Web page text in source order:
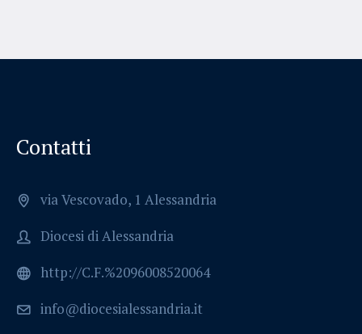
Contatti
via Vescovado, 1 Alessandria
Diocesi di Alessandria
http://C.F.%2096008520064
info@diocesialessandria.it